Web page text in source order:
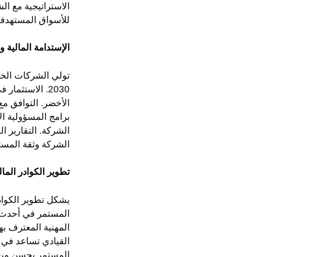
الاستراتيجية مع
للأسواق
الإستدامة
تولي الشركات
2030.
الأخضر. التوافق
برامج المسؤولية
الشركة. التقارير
الشركة وثقة
تطوير الكوادر
المستمر في أحدث
المهنية المعترف
القيادي تساعد في
المستمر يحسن من